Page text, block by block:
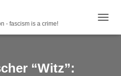
- fascism is a crime!
“Witz”: